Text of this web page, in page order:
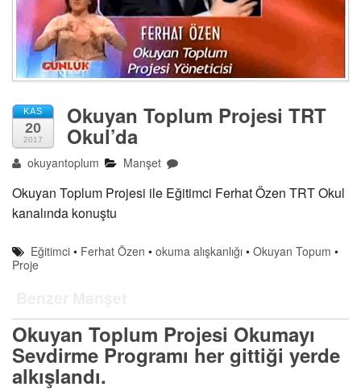
KAS
20
2017
Okuyan Toplum Projesi TRT
Okul’da
okuyantoplum Manşet
Okuyan Toplum Projesi ile Eğitimci Ferhat Özen TRT Okul
kanalında konuştu
Eğitimci • Ferhat Özen •okuma alışkanlığı •Okuyan Topum •
Proje
Okuyan Toplum Projesi Okumayı
Sevdirme Programı her gittiği yerde
alkışlandı.